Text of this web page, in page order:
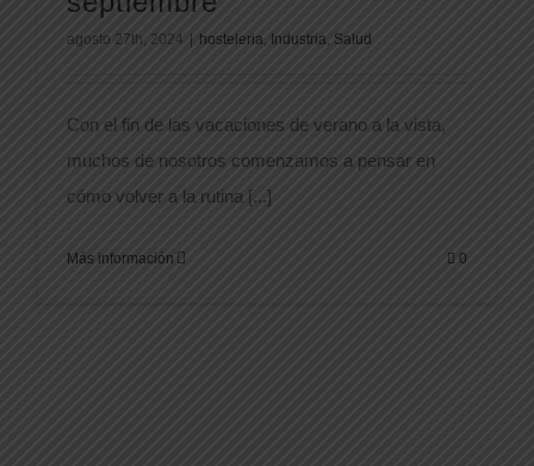
agosto 27th, 2024 | hosteleria Industria Salud
Con el fin de las vacaciones de verano a la vista,
muchos de nosotros comenzamos a pensar en
cómo volver a la rutina [...]
Más información 0